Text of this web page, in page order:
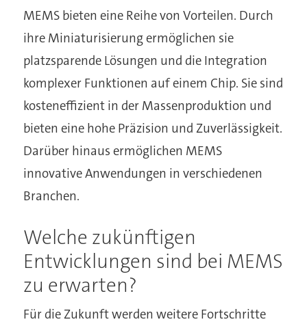
MEMS bieten eine Reihe von Vorteilen. Durch
ihre Miniaturisierung ermöglichen sie
platzsparende Lösungen und die Integration
komplexer Funktionen auf einem Chip. Sie sind
kosteneffizient in der Massenproduktion und
bieten eine hohe Präzision und Zuverlässigkeit.
Darüber hinaus ermöglichen MEMS
innovative Anwendungen in verschiedenen
Branchen.
Welche zukünftigen
Entwicklungen sind bei MEMS
zu erwarten?
Für die Zukunft werden weitere Fortschritte